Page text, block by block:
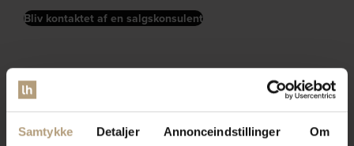
Samtykke Detaljer Annonceindstillinger Om
Bliv kontaktet af en salgskonsulent